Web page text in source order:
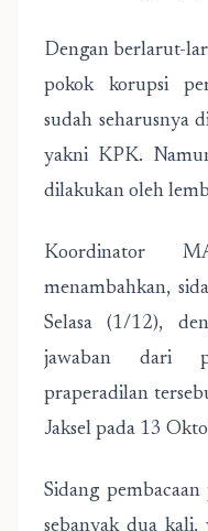
Dengan berlarut-
pokok korupsi
sudah seharusnya
yakni KPK.
dilakukan oleh
Koordinator
menambahkan,
Selasa (1/12),
jawaban dari
praperadilan
Jaksel pada 13
Sidang
sebanyak dua